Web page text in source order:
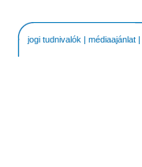
jogi tudnivalók | médiaajánlat |